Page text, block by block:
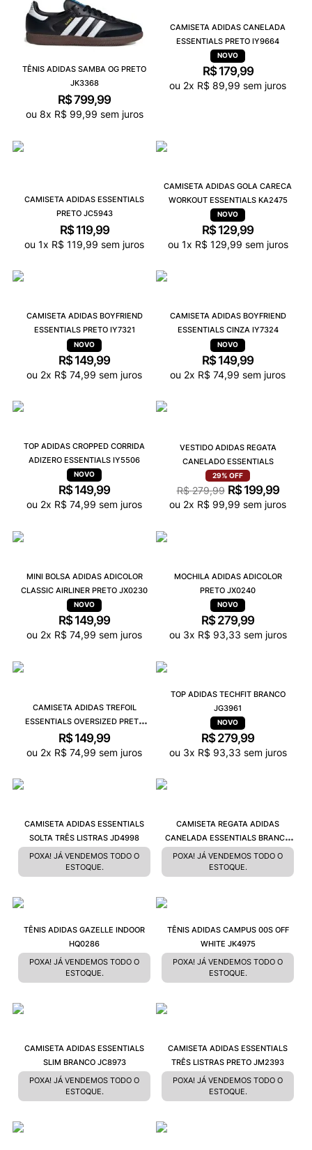
TÊNIS ADIDAS SAMBA OG PRETO
JK3368
R$799,99
ou 8x R$ 99,99 sem juros
CAMISETA ADIDAS CANELADA
ESSENTIALS PRETO IY9664
R$ 179,99
ou 2x R$ 89,99 sem juros
CAMISETA ADIDAS ESSENTIALS
PRETO JC5943
R$ 119,99
ou 1x R$ 119,99 sem juros
CAMISETA ADIDAS GOLA CARECA
WORKOUT ESSENTIALS KA2475
R$ 129,99
ou 1x R$ 129,99 sem juros
CAMISETA ADIDAS BOYFRIEND
ESSENTIALS PRETO IY7321
R$ 149,99
ou 2x R$ 74,99 sem juros
CAMISETA ADIDAS BOYFRIEND
ESSENTIALS CINZA IY7324
R$ 149,99
ou 2x R$ 74,99 sem juros
TOP ADIDAS CROPPED CORRIDA
ADIZERO ESSENTIALS IY5506
R$ 149,99
ou 2x R$ 74,99 sem juros
VESTIDO ADIDAS REGATA
CANELADO ESSENTIALS
29% OFF
R$ 279,99 R$ 199,99
ou 2x R$ 99,99 sem juros
MINI BOLSA ADIDAS ADICOLOR
CLASSIC AIRLINER PRETO JX0230
R$ 149,99
ou 2x R$ 74,99 sem juros
MOCHILA ADIDAS ADICOLOR
PRETO JX0240
R$ 279,99
ou 3x R$ 93,33 sem juros
CAMISETA ADIDAS TREFOIL
ESSENTIALS OVERSIZED PRETO
JD0349
R$ 149,99
ou 2x R$ 74,99 sem juros
TOP ADIDAS TECHFIT BRANCO
JG3961
R$ 279,99
ou 3x R$ 93,33 sem juros
CAMISETA ADIDAS ESSENTIALS
SOLTA TRÊS LISTRAS JD4998
POXA! JÁ VENDEMOS TODO O
ESTOQUE.
CAMISETA REGATA ADIDAS
CANELADA ESSENTIALS BRANCO
JC9007
POXA! JÁ VENDEMOS TODO O
ESTOQUE.
TÊNIS ADIDAS GAZELLE INDOOR
HQ0286
POXA! JÁ VENDEMOS TODO O
ESTOQUE.
TÊNIS ADIDAS CAMPUS 00S OFF
WHITE JK4975
POXA! JÁ VENDEMOS TODO O
ESTOQUE.
CAMISETA ADIDAS ESSENTIALS
SLIM BRANCO JC8973
POXA! JÁ VENDEMOS TODO O
ESTOQUE.
CAMISETA ADIDAS ESSENTIALS
TRÊS LISTRAS PRETO JM2393
POXA! JÁ VENDEMOS TODO O
ESTOQUE.